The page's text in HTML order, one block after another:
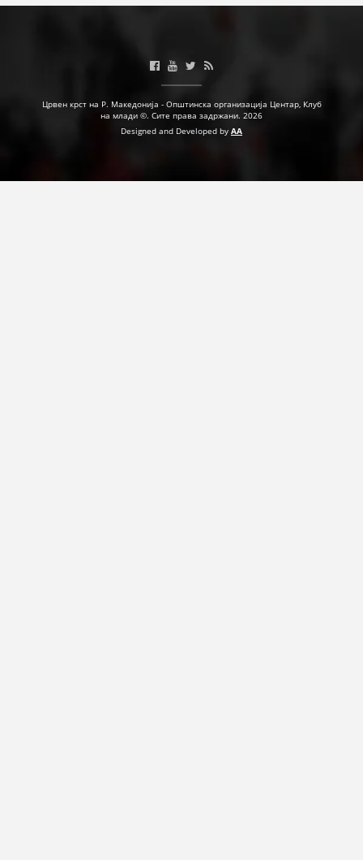
Црвен крст на Р. Македонија - Општинска организација Центар, Клуб
на млади ©. Сите права задржани. 2026
Designed and Developed by AA